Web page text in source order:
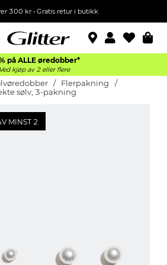
300 kr • Gratis retur i butikk
på ALLE øredobber*
Ved kjøp av 2 eller flere
Flerpakning
sølv, 3-pakning
MINST 2